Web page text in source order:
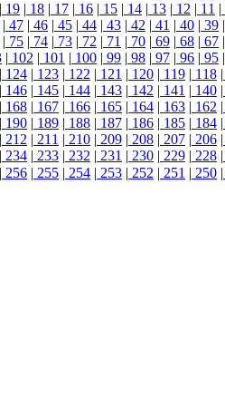
|
11
|
12
|
13
|
14
|
15
|
16
|
17
|
18
|
19
|
|
39
|
40
|
41
|
42
|
43
|
44
|
45
|
46
|
47
|
|
67
|
68
|
69
|
70
|
71
|
72
|
73
|
74
|
75
|
|
95
|
96
|
97
|
98
|
99
|
100
|
101
|
102
|
|
118
|
119
|
120
|
121
|
122
|
123
|
124
|
|
140
|
141
|
142
|
143
|
144
|
145
|
146
|
|
162
|
163
|
164
|
165
|
166
|
167
|
168
|
|
184
|
185
|
186
|
187
|
188
|
189
|
190
|
|
206
|
207
|
208
|
209
|
210
|
211
|
212
|
|
228
|
229
|
230
|
231
|
232
|
233
|
234
|
|
250
|
251
|
252
|
253
|
254
|
255
|
256
|